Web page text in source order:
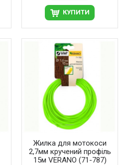
КУПИТИ
Жилка для мотокоси
2,7мм кручений профіль
15м VERANO (71-787)